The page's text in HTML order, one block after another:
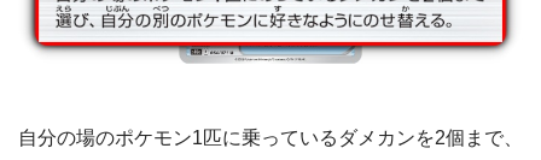
自分の場のポケモン1匹に乗っているダメカンを2個まで、